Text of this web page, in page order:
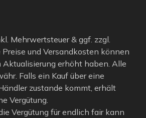
Mehrwertsteuer & ggf. zzgl.
und Versandkosten können
erhöht haben. Alle
Falls ein Kauf über eine
zustande kommt, erhält
Vergütung.
Vergütung für endlich fair kann